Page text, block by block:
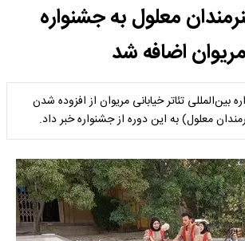
معلول به جشنواره
اضافه شد
تئاتر خیابانی مریوان از افزوده شدن
معلول) به این دوره از جشنواره خبر داد.